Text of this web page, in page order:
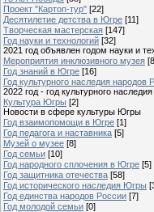
Проект "Картоп-тур" [22]
Десятилетие детства в Югре [11]
Творческая мастерская [147]
Год науки и технологий [32]
2021 год объявлен годом науки и
Мероприятия инклюзивного музея
Год знаний в Югре [16]
Год культурного наследия народов
2022 год - год культурного
Культура Югры [2]
Новости в сфере культуры Югры
Год взаимопомощи в Югре [1]
Год педагога и наставника [5]
Музей о музее [8]
Год семьи [10]
Год народного сплочения в Югре [5]
Год защитника отечества [58]
Год исторического наследия Югры
Год единства народов России [7]
Год молодой семьи [0]